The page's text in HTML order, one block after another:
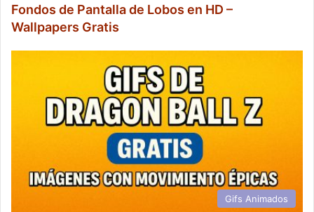
Fondos de Pantalla de Lobos en HD –
Wallpapers Gratis
Gifs Animados